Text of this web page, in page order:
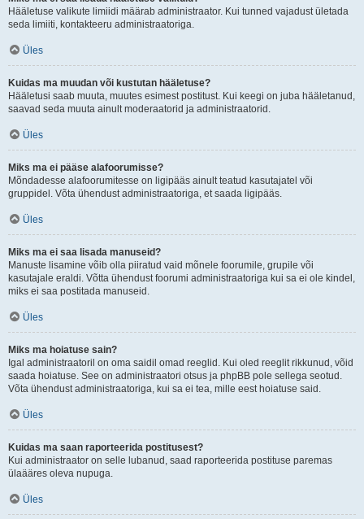
Hääletuse valikute limiidi määrab administraator. Kui tunned vajadust ületada
seda limiiti, kontakteeru administraatoriga.
Üles
Kuidas ma muudan või kustutan hääletuse?
Hääletusi saab muuta, muutes esimest postitust. Kui keegi on juba hääletanud,
saavad seda muuta ainult moderaatorid ja administraatorid.
Üles
Miks ma ei pääse alafoorumisse?
Mõndadesse alafoorumitesse on ligipääs ainult teatud kasutajatel või
gruppidel. Võta ühendust administraatoriga, et saada ligipääs.
Üles
Miks ma ei saa lisada manuseid?
Manuste lisamine võib olla piiratud vaid mõnele foorumile, grupile või
kasutajale eraldi. Võtta ühendust foorumi administraatoriga kui sa ei ole kindel,
miks ei saa postitada manuseid.
Üles
Miks ma hoiatuse sain?
Igal administraatoril on oma saidil omad reeglid. Kui oled reeglit rikkunud, võid
saada hoiatuse. See on administraatori otsus ja phpBB pole sellega seotud.
Võta ühendust administraatoriga, kui sa ei tea, mille eest hoiatuse said.
Üles
Kuidas ma saan raporteerida postitusest?
Kui administraator on selle lubanud, saad raporteerida postituse paremas
ülaääres oleva nupuga.
Üles